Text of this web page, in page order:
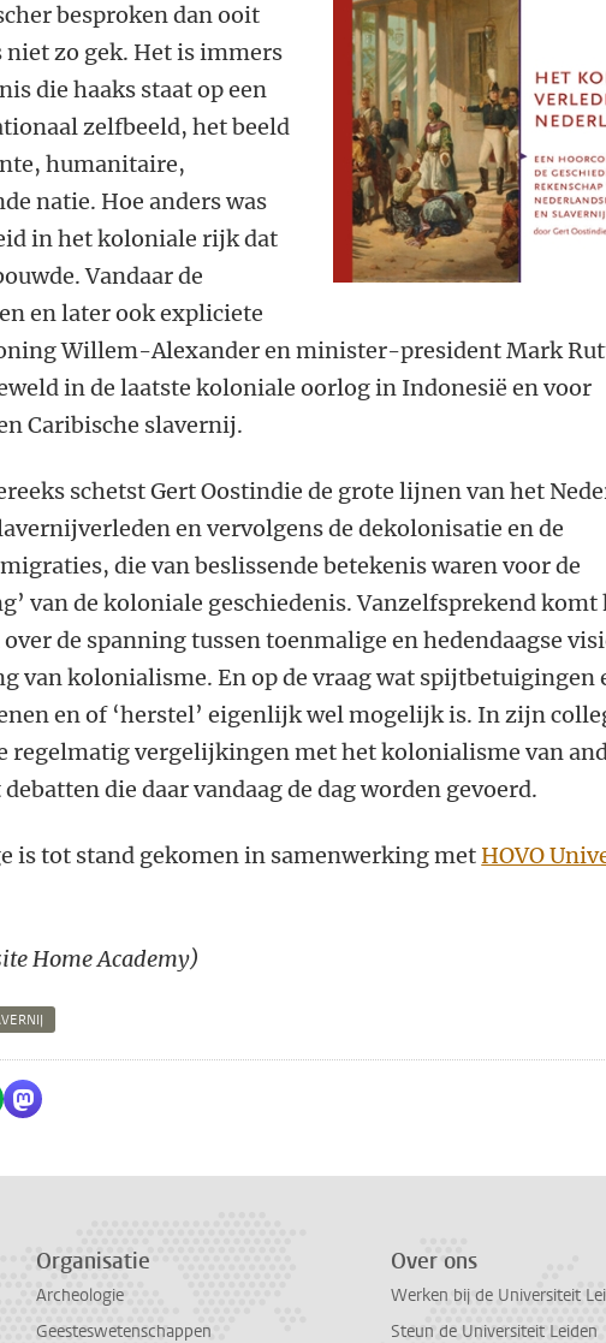
besproken dan ooit
niet zo gek. Het is immers
die haaks staat op een
zelfbeeld, het beeld
humanitaire,
natie. Hoe anders was
in het koloniale rijk dat
Vandaar de
en later ook expliciete
Willem-Alexander en minister-president Mark
in de laatste koloniale oorlog in Indonesië en voor
Caribische slavernij.
schetst Gert Oostindie de grote lijnen van het
en vervolgens de dekolonisatie en de
die van beslissende betekenis waren voor de
van de koloniale geschiedenis. Vanzelfsprekend komt
de spanning tussen toenmalige en hedendaagse
van kolonialisme. En op de vraag wat spijtbetuigingen
en of ‘herstel’ eigenlijk wel mogelijk is. In zijn
regelmatig vergelijkingen met het kolonialisme van
die daar vandaag de dag worden gevoerd.
is tot stand gekomen in samenwerking met HOVO
Home Academy)
LinkedIn
via WhatsApp
Delen via Mastodon
Organisatie
Archeologie
Geesteswetenschappen
Over ons
Werken bij de Universiteit
Steun de Universiteit Leiden